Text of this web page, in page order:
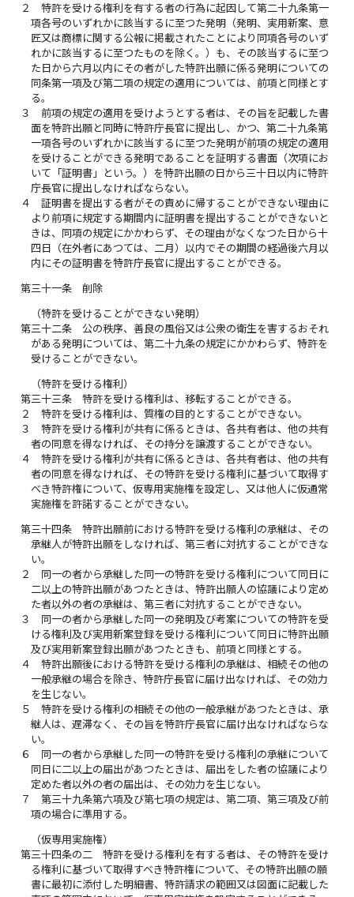
２
特許を受ける権利を有する者の行為に起因して第二十九条第一
項各号のいずれかに該当するに至つた発明（発明、実用新案、意
匠又は商標に関する公報に掲載されたことにより同項各号のいず
れかに該当するに至つたものを除く。）も、その該当するに至つ
た日から六月以内にその者がした特許出願に係る発明についての
同条第一項及び第二項の規定の適用については、前項と同様とす
る。
３
前項の規定の適用を受けようとする者は、その旨を記載した書
面を特許出願と同時に特許庁長官に提出し、かつ、第二十九条第
一項各号のいずれかに該当するに至つた発明が前項の規定の適用
を受けることができる発明であることを証明する書面（次項にお
いて「証明書」という。）を特許出願の日から三十日以内に特許
庁長官に提出しなければならない。
４
証明書を提出する者がその責めに帰することができない理由に
より前項に規定する期間内に証明書を提出することができないと
きは、同項の規定にかかわらず、その理由がなくなつた日から十
四日（在外者にあつては、二月）以内でその期間の経過後六月以
内にその証明書を特許庁長官に提出することができる。
第三十一条 削除
（特許を受けることができない発明）
第三十二条
公の秩序、善良の風俗又は公衆の衛生を害するおそれ
がある発明については、第二十九条の規定にかかわらず、特許を
受けることができない。
（特許を受ける権利）
第三十三条
特許を受ける権利は、移転することができる。
２
特許を受ける権利は、質権の目的とすることができない。
３
特許を受ける権利が共有に係るときは、各共有者は、他の共有
者の同意を得なければ、その持分を譲渡することができない。
４
特許を受ける権利が共有に係るときは、各共有者は、他の共有
者の同意を得なければ、その特許を受ける権利に基づいて取得す
べき特許権について、仮専用実施権を設定し、又は他人に仮通常
実施権を許諾することができない。
第三十四条
特許出願前における特許を受ける権利の承継は、その
承継人が特許出願をしなければ、第三者に対抗することができな
い。
２
同一の者から承継した同一の特許を受ける権利について同日に
二以上の特許出願があつたときは、特許出願人の協議により定め
た者以外の者の承継は、第三者に対抗することができない。
３
同一の者から承継した同一の発明及び考案についての特許を受
ける権利及び実用新案登録を受ける権利について同日に特許出願
及び実用新案登録出願があつたときも、前項と同様とする。
４
特許出願後における特許を受ける権利の承継は、相続その他の
一般承継の場合を除き、特許庁長官に届け出なければ、その効力
を生じない。
５
特許を受ける権利の相続その他の一般承継があつたときは、承
継人は、遅滞なく、その旨を特許庁長官に届け出なければならな
い。
６
同一の者から承継した同一の特許を受ける権利の承継について
同日に二以上の届出があつたときは、届出をした者の協議により
定めた者以外の者の届出は、その効力を生じない。
７
第三十九条第六項及び第七項の規定は、第二項、第三項及び前
項の場合に準用する。
（仮専用実施権）
第三十四条の二
特許を受ける権利を有する者は、その特許を受け
る権利に基づいて取得すべき特許権について、その特許出願の願
書に最初に添付した明細書、特許請求の範囲又は図面に記載した